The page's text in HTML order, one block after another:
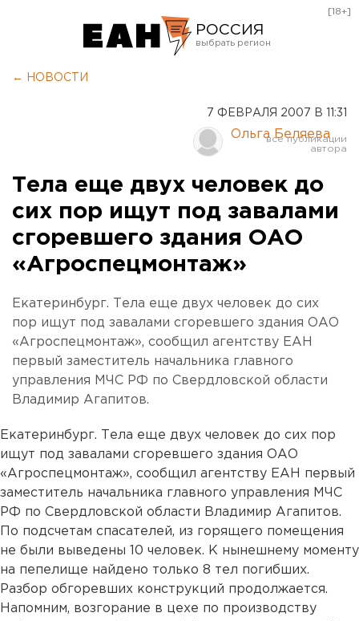
РОССИЯ
Курган
Оренбург
[18+]
← НОВОСТИ
7 ФЕВРАЛЯ 2007 В 11:31
Ольга Беляева
Тела еще двух человек до
сих пор ищут под завалами
сгоревшего здания ОАО
«Агроспецмонтаж»
Екатеринбург. Тела еще двух человек до сих
пор ищут под завалами сгоревшего здания ОАО
«Агроспецмонтаж», сообщил агентству ЕАН
первый заместитель начальника главного
управления МЧС РФ по Свердловской области
Владимир Агапитов.
Екатеринбург. Тела еще двух человек до сих пор
ищут под завалами сгоревшего здания ОАО
«Агроспецмонтаж», сообщил агентству ЕАН первый
заместитель начальника главного управления МЧС
РФ по Свердловской области Владимир Агапитов.
По подсчетам спасателей, из горящего помещения
не были выведены 10 человек. К нынешнему моменту
на пепелище найдено только 8 тел погибших.
Разбор обгоревших конструкций продолжается.
Напомним, возгорание в цехе по производству